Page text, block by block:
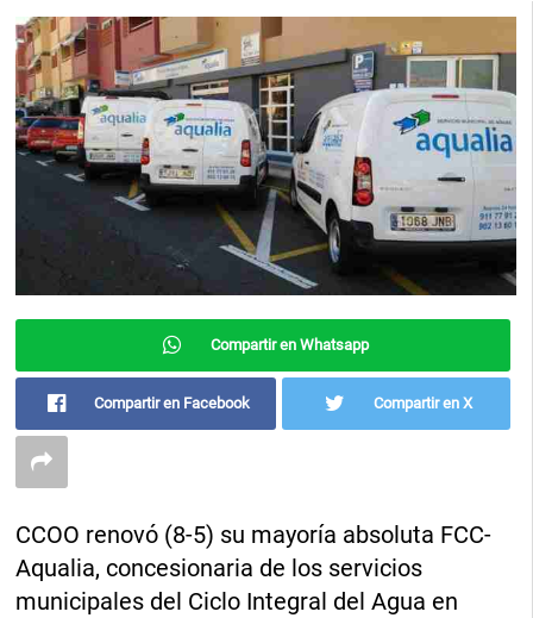
Compartir en Whatsapp
Compartir en Facebook Compartir en X
CCOO renovó (8-5) su mayoría absoluta FCC-
Aqualia, concesionaria de los servicios
municipales del Ciclo Integral del Agua en